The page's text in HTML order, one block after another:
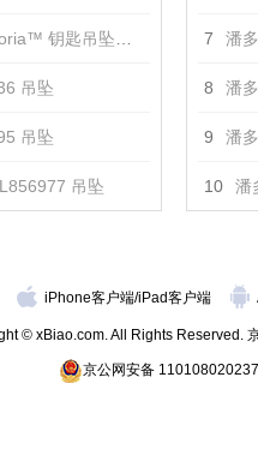
匙吊坠项链 吊坠
吊坠
吊坠
吊坠
7 潘
8 潘
9 潘
10 潘
iPhone客户端/iPad客户端
© xBiao.com. All Rights Reserved.
京公网安备